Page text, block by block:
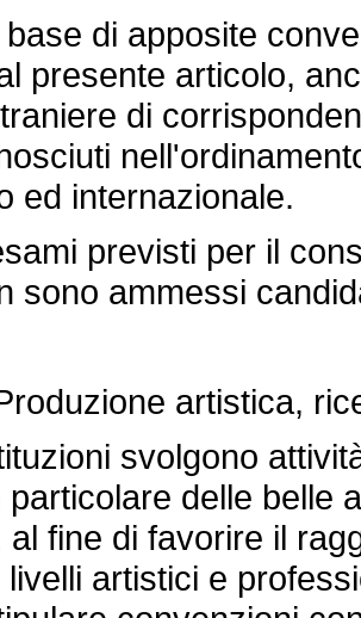
di apposite
presente articolo,
di
ed internazionale.
previsti per il
sono ammessi
artistica,
svolgono
particolare delle belle
al fine di favorire il
artistici e